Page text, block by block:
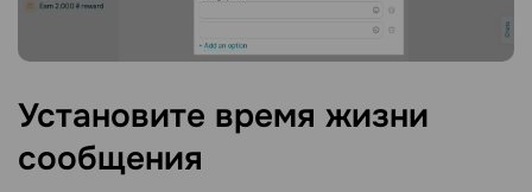
Установите время жизни
сообщения